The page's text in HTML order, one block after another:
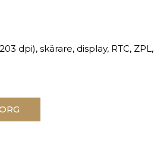
dpi), skärare, display, RTC, ZPL,